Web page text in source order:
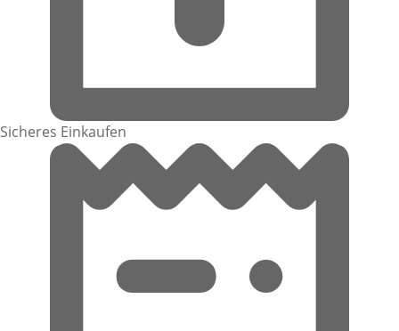
Sicheres Einkaufen